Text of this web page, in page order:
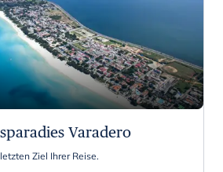
Varadero
Ziel Ihrer Reise.